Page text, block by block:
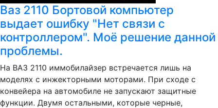
Ваз 2110 Бортовой компьютер
выдает ошибку "Нет связи с
контроллером". Моё решение данной
проблемы.
На ВАЗ 2110 иммобилайзер встречается лишь на
моделях с инжекторными моторами. При сходе с
конвейера на автомобиле не запускают защитные
функции. Двумя остальными, которые черные,